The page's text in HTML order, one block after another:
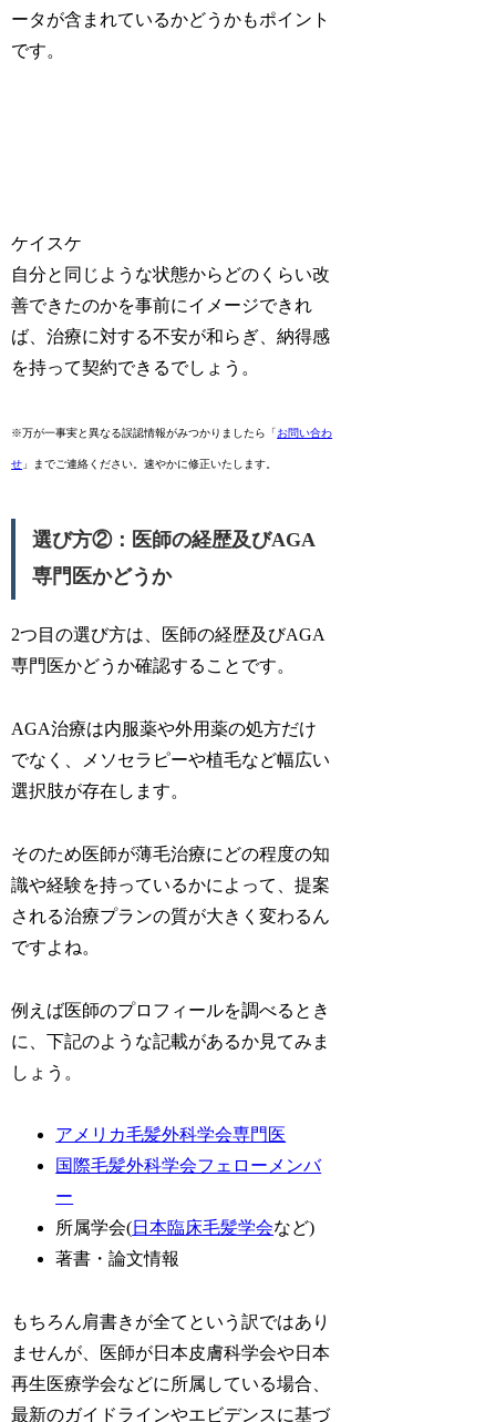
ータが含まれているかどうかもポイント
です。
ケイスケ
自分と同じような状態からどのくらい改
善できたのかを事前にイメージできれ
ば、治療に対する不安が和らぎ、納得感
を持って契約できるでしょう。
※万が一事実と異なる誤認情報がみつかりましたら「お問い合わ
せ 」までご連絡ください。速やかに修正いたします。
選び方②：医師の経歴及びAGA
専門医かどうか
2つ目の選び方は、医師の経歴及びAGA
専門医かどうか確認することです。
AGA治療は内服薬や外用薬の処方だけ
でなく、メソセラピーや植毛など幅広い
選択肢が存在します。
そのため医師が薄毛治療にどの程度の知
識や経験を持っているかによって、提案
される治療プランの質が大きく変わるん
ですよね。
例えば医師のプロフィールを調べるとき
に、下記のような記載があるか見てみま
しょう。
アメリカ毛髪外科学会専門医
国際毛髪外科学会フェローメンバ
ー
所属学会(日本臨床毛髪学会など)
著書・論文情報
もちろん肩書きが全てという訳ではあり
ませんが、医師が日本皮膚科学会や日本
再生医療学会などに所属している場合、
最新のガイドラインやエビデンスに基づ